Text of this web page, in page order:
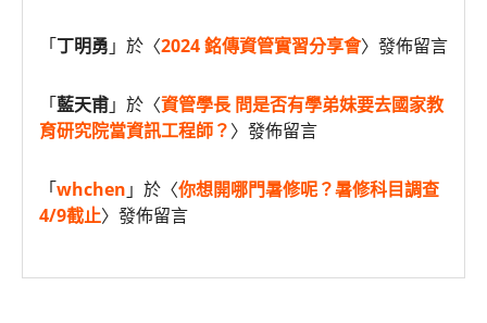
「丁明勇 」於〈2024 銘傳資管實習分享會〉發佈留言
「藍天甫」於〈資管學長 問是否有學弟妹要去國家教
育研究院當資訊工程師？〉發佈留言
「whchen 」於〈你想開哪門暑修呢？暑修科目調查
4/9截止〉發佈留言